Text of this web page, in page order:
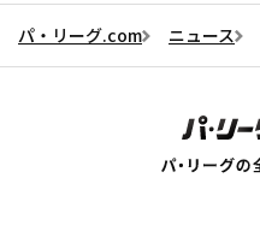
パ・リーグ.com ニュース